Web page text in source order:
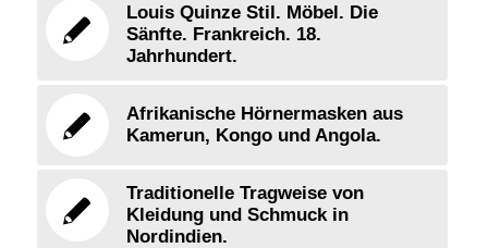
Louis Quinze Stil. Möbel. Die
Sänfte. Frankreich. 18.
Jahrhundert.
Afrikanische Hörnermasken aus
Kamerun, Kongo und Angola.
Traditionelle Tragweise von
Kleidung und Schmuck in
Nordindien.